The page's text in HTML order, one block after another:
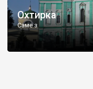
Охтирка
Саме з